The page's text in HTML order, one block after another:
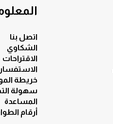
اتصل بنا
الشكاوي
الاقتراحات
خريطة
سهولة
المساعدة
أرقام